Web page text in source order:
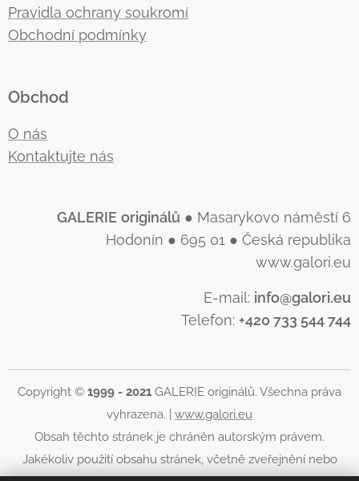
Pravidla ochrany soukromí
Obchodní podmínky
Obchod
O nás
Kontaktujte nás
GALERIE originálů ● Masarykovo náměstí 6
Hodonín ● 695 01 ● Česká republika
www.galori.eu
E-mail: info@galori.eu
Telefon: +420 733 544 744
Copyright © 1999 - 2021 GALERIE originálů. Všechna práva
vyhrazena. | www.galori.eu
Obsah těchto stránek je chráněn autorským právem.
Jakékoliv použití obsahu stránek, včetně zveřejnění nebo